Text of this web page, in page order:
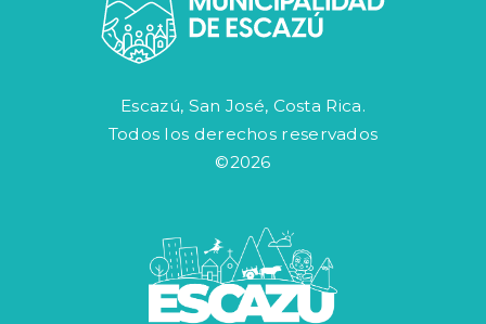
Escazú, San José, Costa Rica.
Todos los derechos reservados
©2026